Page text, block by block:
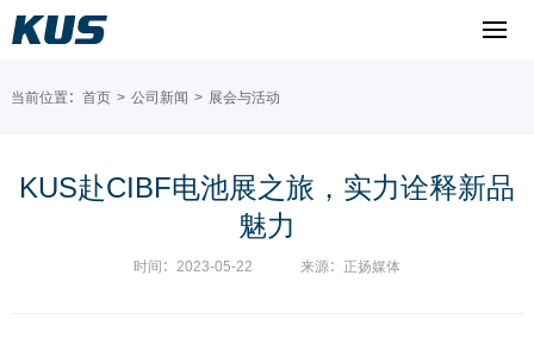
当前位置： 首页 > 公司新闻 > 展会与活动
KUS赴CIBF电池展之旅，实力诠释新品
魅力
时间：2023-05-22 来源：正扬媒体